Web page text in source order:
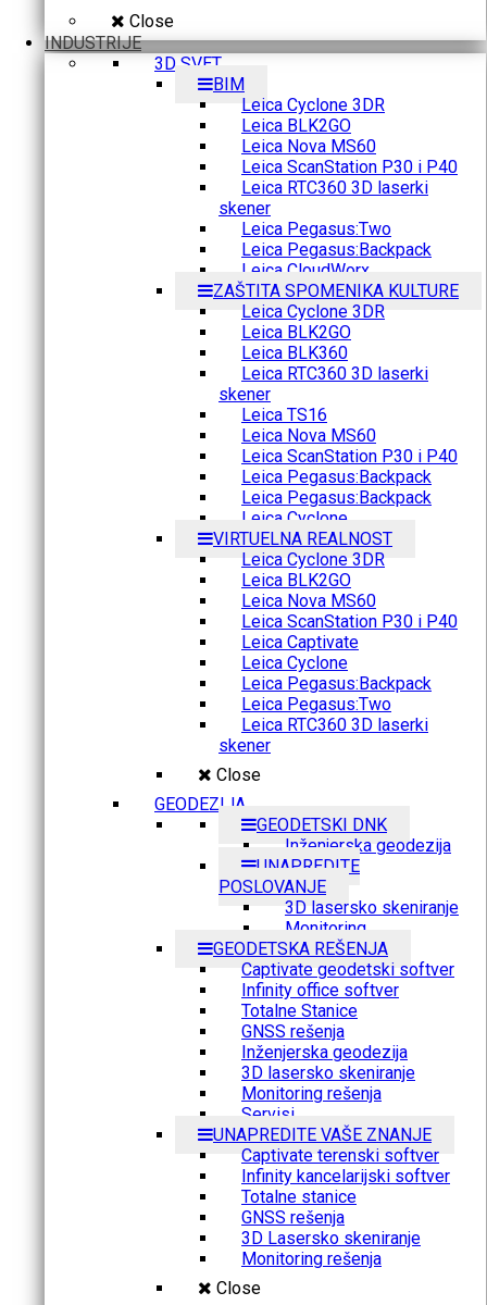
Close
INDUSTRIJE
3D SVET
BIM
Leica Cyclone 3DR
Leica BLK2GO
Leica Nova MS60
Leica ScanStation P30 i P40
Leica RTC360 3D laserki
skener
Leica Pegasus:Two
Leica Pegasus:Backpack
Leica CloudWorx
ZAŠTITA SPOMENIKA KULTURE
Leica Cyclone 3DR
Leica BLK2GO
Leica BLK360
Leica RTC360 3D laserki
skener
Leica TS16
Leica Nova MS60
Leica ScanStation P30 i P40
Leica Pegasus:Backpack
Leica Pegasus:Backpack
Leica Cyclone
VIRTUELNA REALNOST
Leica Cyclone 3DR
Leica BLK2GO
Leica Nova MS60
Leica ScanStation P30 i P40
Leica Captivate
Leica Cyclone
Leica Pegasus:Backpack
Leica Pegasus:Two
Leica RTC360 3D laserki
skener
Close
GEODEZIJA
GEODETSKI DNK
Inženjerska geodezija
UNAPREDITE
POSLOVANJE
3D lasersko skeniranje
Monitoring
GEODETSKA REŠENJA
Captivate geodetski softver
Infinity office softver
Totalne Stanice
GNSS rešenja
Inženjerska geodezija
3D lasersko skeniranje
Monitoring rešenja
Servisi
UNAPREDITE VAŠE ZNANJE
Captivate terenski softver
Infinity kancelarijski softver
Totalne stanice
GNSS rešenja
3D Lasersko skeniranje
Monitoring rešenja
Close